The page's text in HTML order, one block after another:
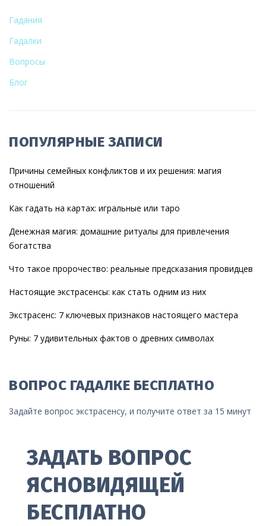
Гадания
Гадалки
Вопросы
Блог
ПОПУЛЯРНЫЕ ЗАПИСИ
Причины семейных конфликтов и их решения: магия
отношений
Как гадать на картах: игральные или таро
Денежная магия: домашние ритуалы для привлечения
богатства
Что такое пророчество: реальные предсказания провидцев
Настоящие экстрасенсы: как стать одним из них
Экстрасенс: 7 ключевых признаков настоящего мастера
Руны: 7 удивительных фактов о древних символах
ВОПРОС ГАДАЛКЕ БЕСПЛАТНО
Задайте вопрос экстрасенсу, и получите ответ за 15 минут
ЗАДАТЬ ВОПРОС
ЯСНОВИДЯЩЕЙ
БЕСПЛАТНО